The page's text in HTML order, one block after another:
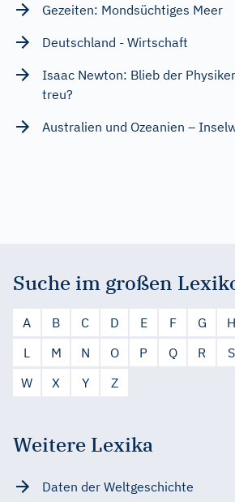
Gezeiten: Mondsüchtiges Meer
Deutschland - Wirtschaft
Isaac Newton: Blieb der
treu?
Australien und Ozeanien –
Suche im großen
A B C D E F G H
L
M N O P Q R S
W
X Y Z
Weitere Lexika
Daten der Weltgeschichte